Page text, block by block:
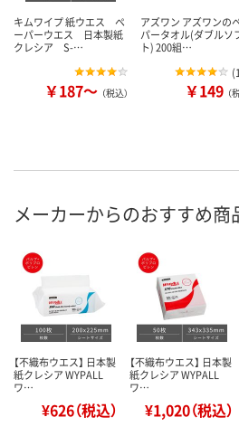
キムワイプ 紙ウエス ペ
ーパーウエス 日本製紙
クレシア S-…
￥187～ （税込）
アズワン アズワンの
パータオル(ダブルソ
ト) 200組…
(
￥149 （
メーカーからのおすすめ商
【不織布ウエス】 日本製
紙クレシア WYPALL
ワ…
¥626（税込）
【不織布ウエス】 日本製
紙クレシア WYPALL
ワ…
¥1,020（税込）